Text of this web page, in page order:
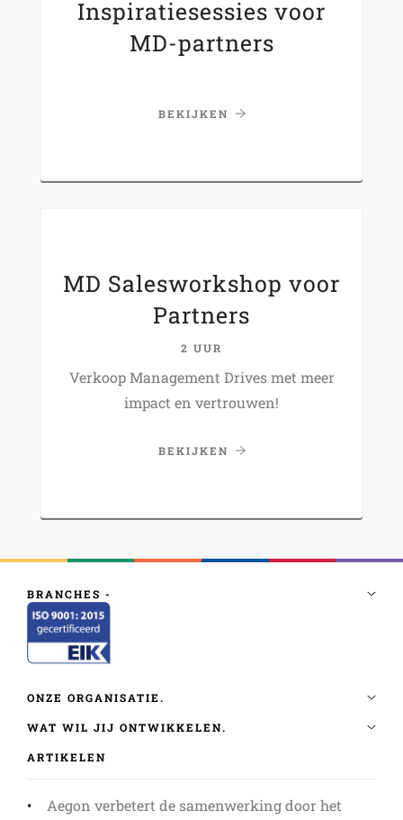
Inspiratiesessies voor
MD-partners
BEKIJKEN
MD Salesworkshop voor
Partners
2 UUR
Verkoop Management Drives met meer
impact en vertrouwen!
BEKIJKEN
ARTIKELEN
Aegon verbetert de samenwerking door het